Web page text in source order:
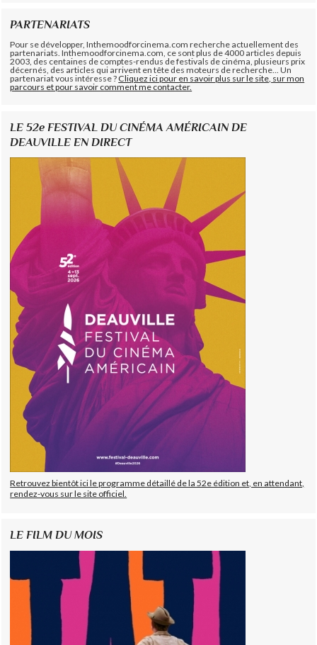
PARTENARIATS
Pour se développer, Inthemoodforcinema.com recherche actuellement des
partenariats. Inthemoodforcinema.com, ce sont plus de 4000 articles depuis
2003, des centaines de comptes-rendus de festivals de cinéma, plusieurs prix
décernés, des articles qui arrivent en tête des moteurs de recherche... Un
partenariat vous intéresse ?Cliquez ici pour en savoir plus sur le site, sur mon
parcours et pour savoir comment me contacter.
LE 52e FESTIVAL DU CINÉMA AMÉRICAIN DE
DEAUVILLE EN DIRECT
Retrouvez bientôt ici le programme détaillé de la 52e édition et, en attendant,
rendez-vous sur le site officiel.
LE FILM DU MOIS